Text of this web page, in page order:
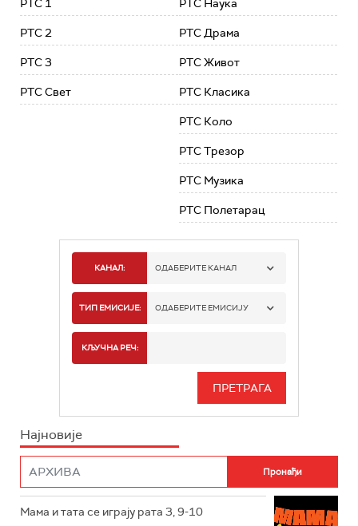
РТС 1
РТС 2
РТС 3
РТС Свет
РТС Наука
РТС Драма
РТС Живот
РТС Класика
РТС Коло
РТС Трезор
РТС Музика
РТС Полетарац
КАНАЛ: ОДАБЕРИТЕ КАНАЛ
РТС 1
РТС 3
РТС ЖИВОТ
ТИП ЕМИСИЈЕ: ОДАБЕРИТЕ ЕМИСИЈУ
ИНФО
КЉУЧНА РЕЧ:
Најновије
Мама и тата се играју рата 3, 9-10